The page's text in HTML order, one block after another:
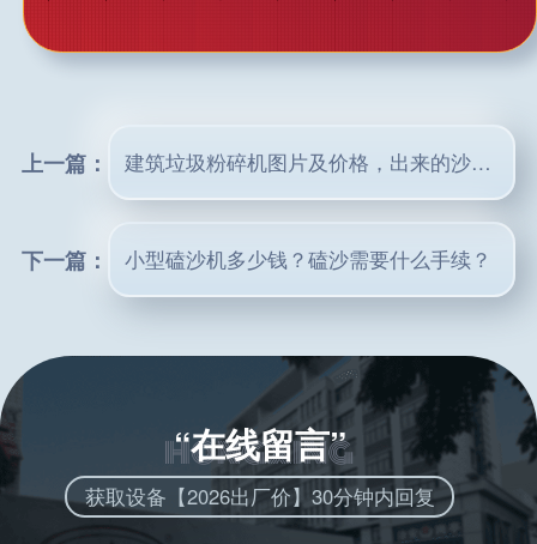
上一篇： 建筑垃圾粉碎机图片及价格，出来的沙子质量怎样？
下一篇： 小型磕沙机多少钱？磕沙需要什么手续？
“在线留言”
获取设备【2026出厂价】30分钟内回复